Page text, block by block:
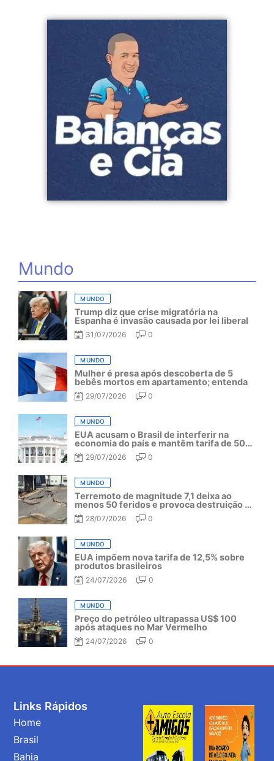
Mundo
MUNDO
Trump diz que crise migratória na
Espanha é invasão causada por lei liberal
31/07/2026 0
MUNDO
Mulher é presa após descoberta de 5
bebês mortos em apartamento; entenda
29/07/2026 0
MUNDO
EUA acusam o Brasil de interferir na
economia do país e mantêm tarifa de 50%
por mais um ano
29/07/2026 0
MUNDO
Terremoto de magnitude 7,1 deixa ao
menos 50 feridos e provoca destruição no
Japão
28/07/2026 0
MUNDO
EUA impõem nova tarifa de 12,5% sobre
produtos brasileiros
24/07/2026 0
MUNDO
Preço do petróleo ultrapassa US$ 100
após ataques no Mar Vermelho
24/07/2026 0
Links Rápidos
Home
Brasil
Bahia